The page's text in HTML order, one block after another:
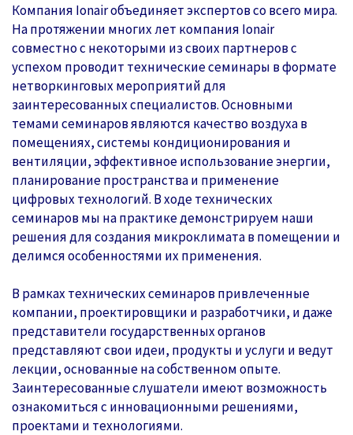
Компания Ionair объединяет экспертов со всего мира.
На протяжении многих лет компания Ionair
совместно с некоторыми из своих партнеров с
успехом проводит технические семинары в формате
нетворкинговых мероприятий для
заинтересованных специалистов. Основными
темами семинаров являются качество воздуха в
помещениях, системы кондиционирования и
вентиляции, эффективное использование энергии,
планирование пространства и применение
цифровых технологий. В ходе технических
семинаров мы на практике демонстрируем наши
решения для создания микроклимата в помещении и
делимся особенностями их применения.
В рамках технических семинаров привлеченные
компании, проектировщики и разработчики, и даже
представители государственных органов
представляют свои идеи, продукты и услуги и ведут
лекции, основанные на собственном опыте.
Заинтересованные слушатели имеют возможность
ознакомиться с инновационными решениями,
проектами и технологиями.